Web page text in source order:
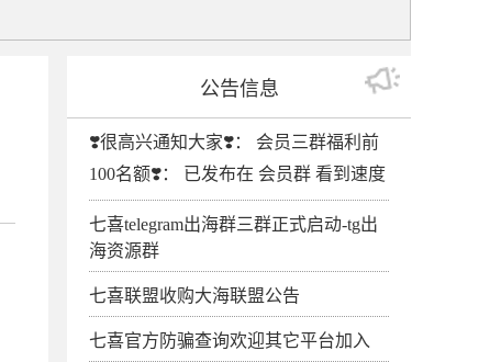
公告信息
❣️很高兴通知大家❣️： 会员三群福利前
100名额❣️： 已发布在 会员群 看到速度
七喜telegram出海群三群正式启动-tg出
海资源群
七喜联盟收购大海联盟公告
七喜官方防骗查询欢迎其它平台加入